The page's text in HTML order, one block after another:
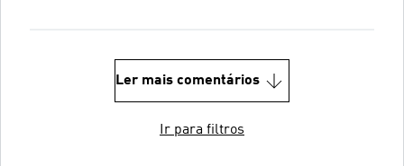
Ler mais comentários
Ir para filtros